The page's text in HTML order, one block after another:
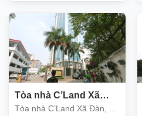
m2
Tòa nhà C’Land Xã
Đàn, số 156 Xã Đàn 2,
Tòa nhà C’Land Xã Đàn, số